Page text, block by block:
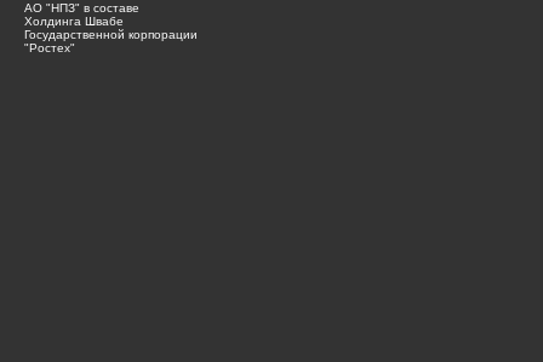
АО "НПЗ" в составе
Холдинга Швабе
Государственной корпорации
"Ростех"